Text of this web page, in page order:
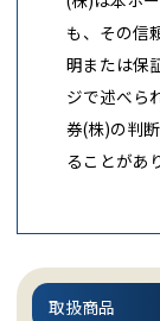
も、その信
明または保
ジで述べら
券(株)の判
ることがあ
取扱商品